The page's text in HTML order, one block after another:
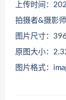
上传时间：
拍摄者&摄影
图片尺寸：
原图大小：
图片格式：